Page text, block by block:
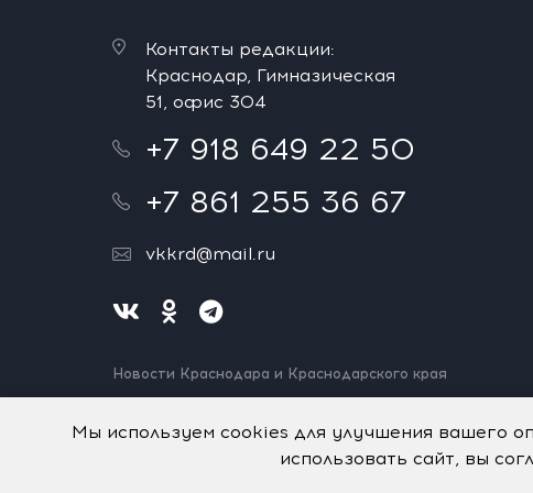
Контакты редакции:
Краснодар, Гимназическая
51, офис 304
+7 918 649 22 50
+7 861 255 36 67
vkkrd@mail.ru
Новости Краснодара и Краснодарского края
Нашли ошибку? Выделите и нажмите Ctrl+Enter.
Мы используем cookies для улучшения вашего
использовать сайт, вы